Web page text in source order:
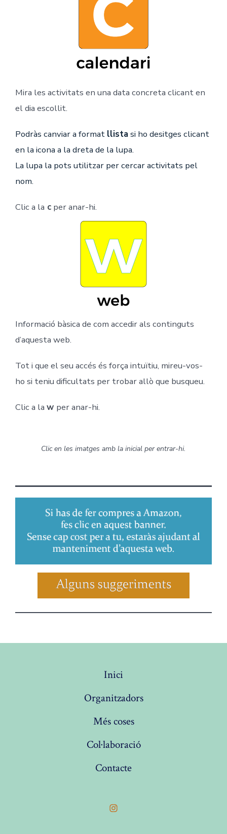
Mira les activitats en una data concreta clicant en
el dia escollit.
Podràs canviar a format llistasi ho desitges clicant
en la icona a la dreta de la lupa.
La lupa la pots utilitzar per cercar activitats pel
nom.
Clic a la cper anar-hi.
Informació bàsica de com accedir als continguts
d’aquesta web.
Tot i que el seu accés és força intuïtiu, mireu-vos-
ho si teniu dificultats per trobar allò que busqueu.
Clic a la w per anar-hi.
Clic en les imatges amb la inicial per entrar-hi.
Inici
Organitzadors
Més coses
Col·laboració
Contacte
Open